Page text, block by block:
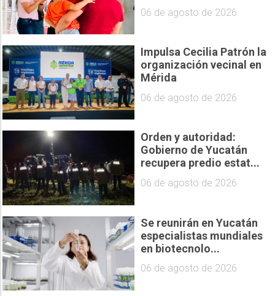
06 de agosto de 2026
Impulsa Cecilia Patrón la
organización vecinal en
Mérida
06 de agosto de 2026
Orden y autoridad:
Gobierno de Yucatán
recupera predio estat...
06 de agosto de 2026
Se reunirán en Yucatán
especialistas mundiales
en biotecnolo...
06 de agosto de 2026